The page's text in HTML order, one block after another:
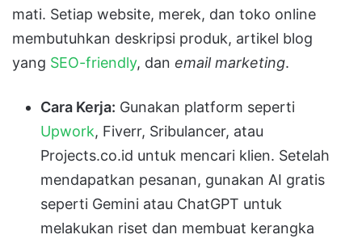
mati. Setiap website, merek, dan toko online
membutuhkan deskripsi produk, artikel blog
yang SEO-friendly, dan email marketing.
Cara Kerja: Gunakan platform seperti
Upwork, Fiverr, Sribulancer, atau
Projects.co.id untuk mencari klien. Setelah
mendapatkan pesanan, gunakan AI gratis
seperti Gemini atau ChatGPT untuk
melakukan riset dan membuat kerangka